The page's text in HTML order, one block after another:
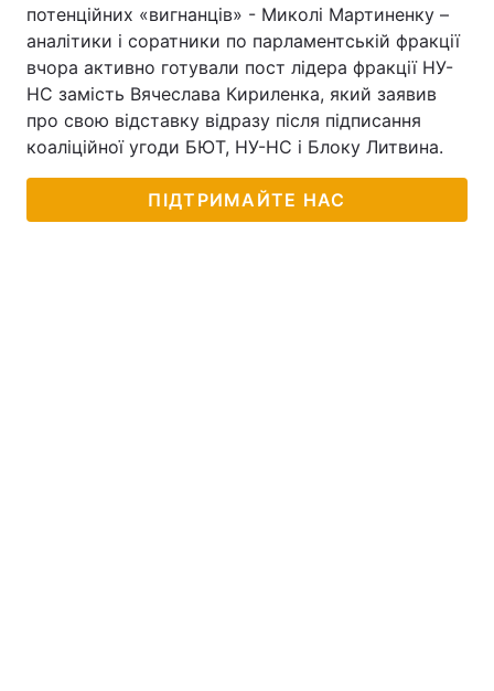
потенційних «вигнанців» - Миколі Мартиненку –
аналітики і соратники по парламентській фракції
вчора активно готували пост лідера фракції НУ-
НС замість Вячеслава Кириленка, який заявив
про свою відставку відразу після підписання
коаліційної угоди БЮТ, НУ-НС і Блоку Литвина.
ПІДТРИМАЙТЕ НАС